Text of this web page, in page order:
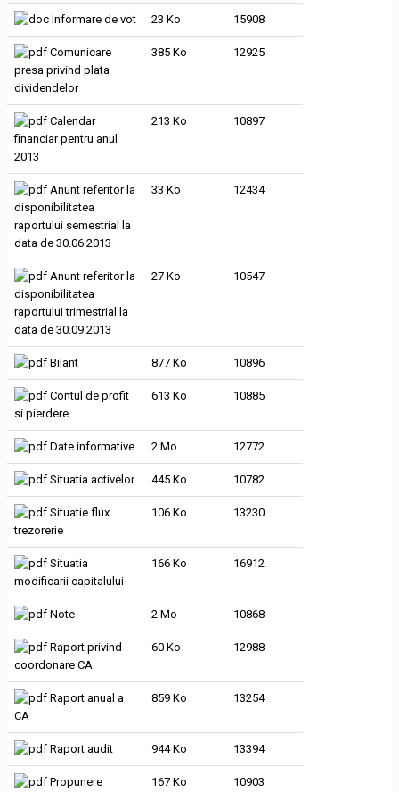
Informare de vot 23 Ko 15908
Comunicare
presa privind plata
dividendelor
385 Ko 12925
Calendar
financiar pentru anul
2013
213 Ko 10897
Anunt referitor la
disponibilitatea
raportului semestrial la
data de 30.06.2013
33 Ko 12434
Anunt referitor la
disponibilitatea
raportului trimestrial la
data de 30.09.2013
27 Ko 10547
Bilant 877 Ko 10896
Contul de profit
si pierdere
613 Ko 10885
Date informative 2 Mo 12772
Situatia activelor 445 Ko 10782
Situatie flux
trezorerie
106 Ko 13230
Situatia
modificarii capitalului
166 Ko 16912
Note 2 Mo 10868
Raport privind
coordonare CA
60 Ko 12988
Raport anual a
CA
859 Ko 13254
Raport audit 944 Ko 13394
Propunere
167 Ko 10903